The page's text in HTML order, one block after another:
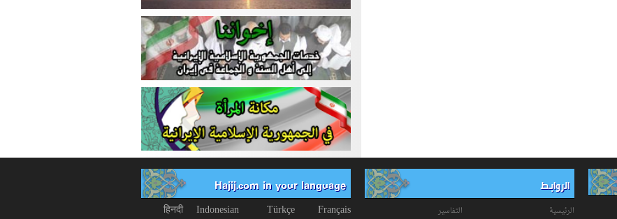
الروابط
الرئيسية
التفاسیر
Hajij.com in your language
Français
Türkçe
Indonesian
हिनदी